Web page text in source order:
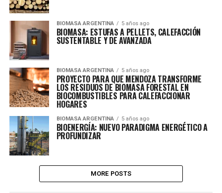
BIOMASA ARGENTINA 5 años ago
BIOMASA: ESTUFAS A PELLETS, CALEFACCIÓN
SUSTENTABLE Y DE AVANZADA
BIOMASA ARGENTINA 5 años ago
PROYECTO PARA QUE MENDOZA TRANSFORME
LOS RESIDUOS DE BIOMASA FORESTAL EN
BIOCOMBUSTIBLES PARA CALEFACCIONAR
HOGARES
BIOMASA ARGENTINA 5 años ago
BIOENERGÍA: NUEVO PARADIGMA ENERGÉTICO A
PROFUNDIZAR
MORE POSTS